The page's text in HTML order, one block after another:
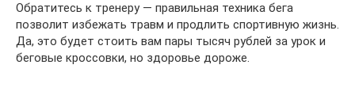
Обратитесь к тренеру — правильная техника бега
позволит избежать травм и продлить спортивную жизнь.
Да, это будет стоить вам пары тысяч рублей за урок и
беговые кроссовки, но здоровье дороже.